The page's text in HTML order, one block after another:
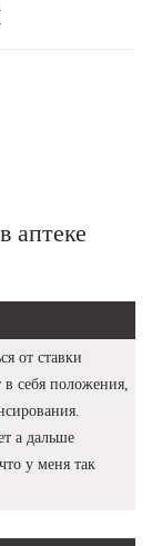
аптеке
от ставки
себя положения,
а дальше
у меня так